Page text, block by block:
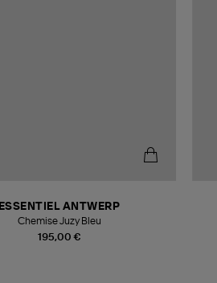
195,00 €
ESSENTIEL ANTWERP
Chemise Juzy Bleu